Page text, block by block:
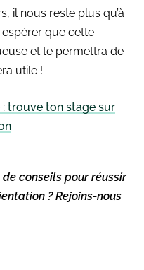
il nous reste plus qu’à
que cette
et te permettra de
utile !
trouve ton stage sur
de conseils pour réussir
? Rejoins-nous